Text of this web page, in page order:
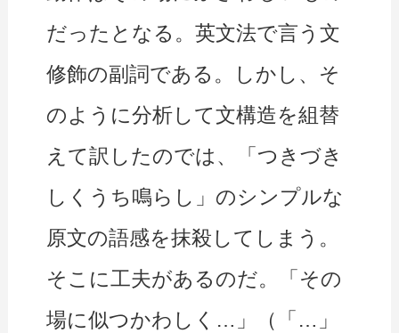
だったとなる。英文法で言う文
修飾の副詞である。しかし、そ
のように分析して文構造を組替
えて訳したのでは、「つきづき
しくうち鳴らし」のシンプルな
原文の語感を抹殺してしまう。
そこに工夫があるのだ。「その
場に似つかわしく…」（「…」